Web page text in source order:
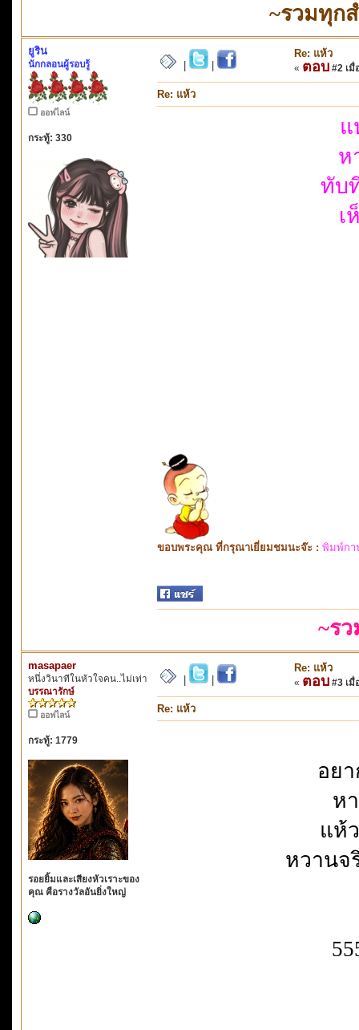
~รวมทุก
ยูริน
นักกลอนผู้รอบรู้
ออฟไลน์
กระทู้: 330
Re: แห้ว
« ตอบ #2 เมื่
Re: แห้ว
แ
ห
ทับ
เ
ขอบพระคุณ ที่กรุณาเยี่ยมชมนะจ๊ะ : พิมพ์กา
~ร
masapaer
หนึ่งวินาทีในหัวใจคน..ไม่เท่า
บรรณารักษ์
ออฟไลน์
กระทู้: 1779
รอยยิ้มและเสียงหัวเราะของ
คุณ คือรางวัลอันยิ่งใหญ่
Re: แห้ว
« ตอบ #3 เมื่
Re: แห้ว
อย
ห
แห้
หวานจ